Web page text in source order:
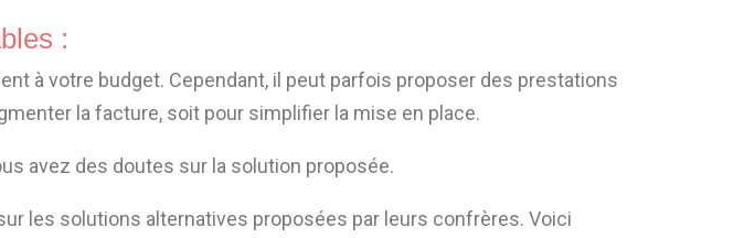
:
à votre budget. Cependant, il peut parfois proposer des prestations
la facture, soit pour simplifier la mise en place.
avez des doutes sur la solution proposée.
les solutions alternatives proposées par leurs confrères. Voici